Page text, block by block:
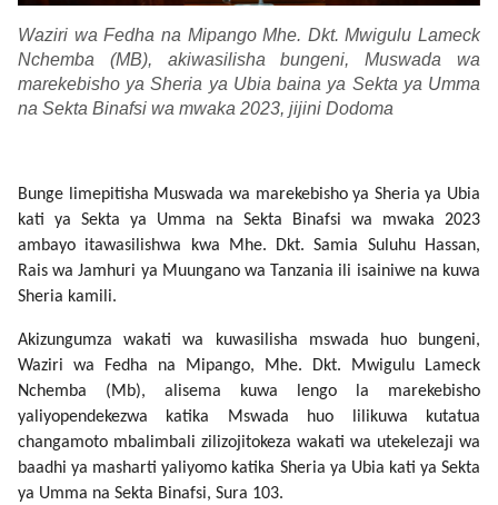
Waziri wa Fedha na Mipango Mhe. Dkt. Mwigulu Lameck
Nchemba (MB), akiwasilisha bungeni, Muswada wa
marekebisho ya Sheria ya Ubia baina ya Sekta ya Umma
na Sekta Binafsi wa mwaka 2023, jijini Dodoma
Bunge limepitisha Muswada wa marekebisho ya Sheria ya Ubia
kati ya Sekta ya Umma na Sekta Binafsi wa mwaka 2023
ambayo itawasilishwa kwa Mhe. Dkt. Samia Suluhu Hassan,
Rais wa Jamhuri ya Muungano wa Tanzania ili isainiwe na kuwa
Sheria kamili.
Akizungumza wakati wa kuwasilisha mswada huo bungeni,
Waziri wa Fedha na Mipango, Mhe. Dkt. Mwigulu Lameck
Nchemba (Mb), alisema kuwa lengo la marekebisho
yaliyopendekezwa katika Mswada huo lilikuwa kutatua
changamoto mbalimbali zilizojitokeza wakati wa utekelezaji wa
baadhi ya masharti yaliyomo katika Sheria ya Ubia kati ya Sekta
ya Umma na Sekta Binafsi, Sura 103.